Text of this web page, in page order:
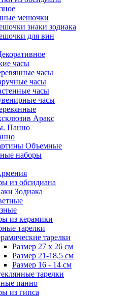
мешочки
знаки зодиака
для вин
часы
часы
часы
часы
часы
Аракс
Панно
Объемные
наборы
из обсидиана
Зодиака
из керамики
тарелки
тарелки
Размер 27 х 26 см
Размер 21-18,5 см
Размер 16 - 14 см
тарелки
панно
из гипса